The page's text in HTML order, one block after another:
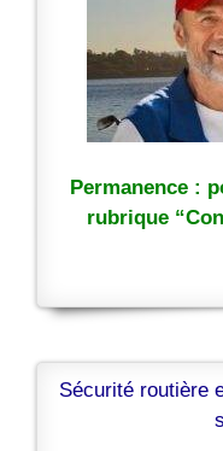
Permanence :
rubrique
Sécurité routière